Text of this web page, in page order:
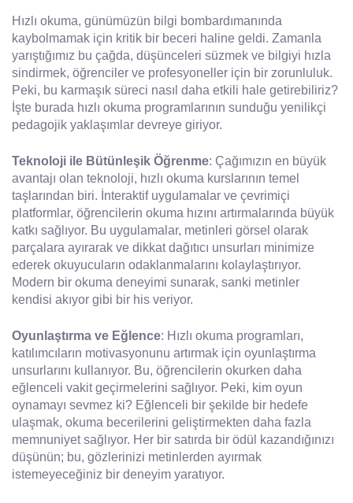
Hızlı okuma, günümüzün bilgi bombardımanında
kaybolmamak için kritik bir beceri haline geldi. Zamanla
yarıştığımız bu çağda, düşünceleri süzmek ve bilgiyi hızla
sindirmek, öğrenciler ve profesyoneller için bir zorunluluk.
Peki, bu karmaşık süreci nasıl daha etkili hale getirebiliriz?
İşte burada hızlı okuma programlarının sunduğu yenilikçi
pedagojik yaklaşımlar devreye giriyor.
Teknoloji ile Bütünleşik Öğrenme: Çağımızın en büyük
avantajı olan teknoloji, hızlı okuma kurslarının temel
taşlarından biri. İnteraktif uygulamalar ve çevrimiçi
platformlar, öğrencilerin okuma hızını artırmalarında büyük
katkı sağlıyor. Bu uygulamalar, metinleri görsel olarak
parçalara ayırarak ve dikkat dağıtıcı unsurları minimize
ederek okuyucuların odaklanmalarını kolaylaştırıyor.
Modern bir okuma deneyimi sunarak, sanki metinler
kendisi akıyor gibi bir his veriyor.
Oyunlaştırma ve Eğlence: Hızlı okuma programları,
katılımcıların motivasyonunu artırmak için oyunlaştırma
unsurlarını kullanıyor. Bu, öğrencilerin okurken daha
eğlenceli vakit geçirmelerini sağlıyor. Peki, kim oyun
oynamayı sevmez ki? Eğlenceli bir şekilde bir hedefe
ulaşmak, okuma becerilerini geliştirmekten daha fazla
memnuniyet sağlıyor. Her bir satırda bir ödül kazandığınızı
düşünün; bu, gözlerinizi metinlerden ayırmak
istemeyeceğiniz bir deneyim yaratıyor.